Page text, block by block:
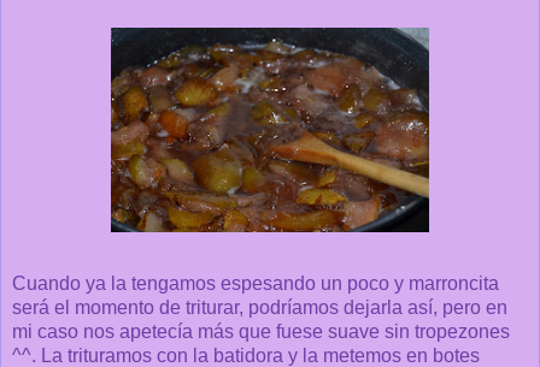
Cuando ya la tengamos espesando un poco y marroncita
será el momento de triturar, podríamos dejarla así, pero en
mi caso nos apetecía más que fuese suave sin tropezones
^^. La trituramos con la batidora y la metemos en botes